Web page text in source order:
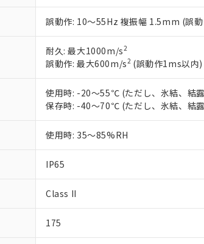
誤動作: 10～55Hz 複振幅 1.5mm (誤
耐久: 最大1000m/s2
誤動作: 最大600m/s2(誤動作1ms以内)
使用時: -20～55℃ (ただし、氷結、結
保存時: -40～70℃ (ただし、氷結、結
使用時: 35～85%RH
IP65
Class II
175
既に当社にて対応品への在庫切替
り割愛しております。